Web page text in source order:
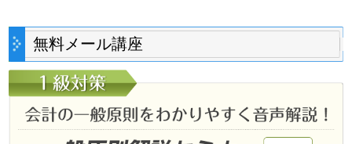
無料メール講座